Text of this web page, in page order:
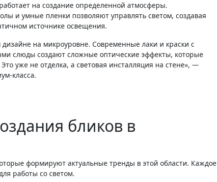
на создание определенной атмосферы.
и умные пленки позволяют управлять светом, создавая
источнике освещения.
слюды создают сложные оптические эффекты, которые
уже не отделка, а световая инсталляция на стене», —
класса.
бликов в
формируют актуальные тренды в этой области. Каждое
работы со светом.